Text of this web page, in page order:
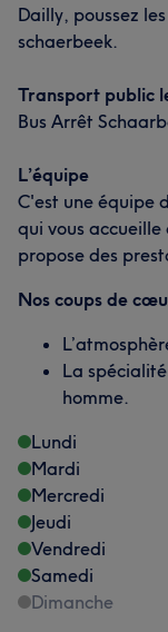
Dailly, poussez
schaerbeek.
Transport public
Bus Arrêt
L’équipe
C'est une équipe
qui vous
propose des
Nos coups de
La
homme.
Lundi
Mardi
Mercredi
Jeudi
Vendredi
Samedi
Dimanche